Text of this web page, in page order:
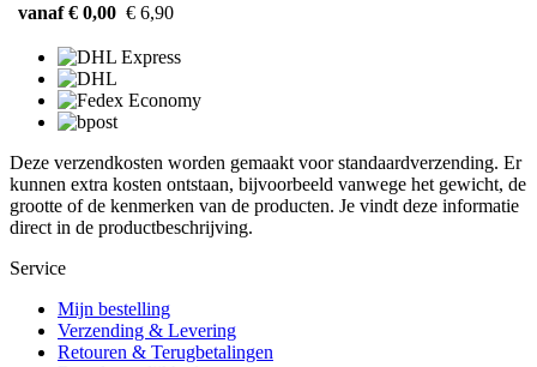
vanaf € 0,00 € 6,90
Deze verzendkosten worden gemaakt voor standaardverzending. Er
kunnen extra kosten ontstaan, bijvoorbeeld vanwege het gewicht, de
grootte of de kenmerken van de producten. Je vindt deze informatie
direct in de productbeschrijving.
Service
Mijn bestelling
Verzending & Levering
Retouren & Terugbetalingen